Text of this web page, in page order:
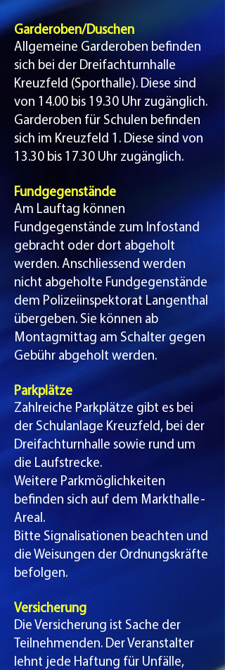
​​Garderoben/Duschen​
Allgemeine Garderoben befinden
sich bei der Dreifachturnhalle
Kreuzfeld (Sporthalle). Diese sind
von 14.00 bis 19.30 Uhr zugänglich.
Garderoben für Schulen befinden
sich im Kreuzfeld 1. Diese sind von
13.30 bis 17.30 Uhr zugänglich.
Fundgegenstände​
Am Lauftag können
Fundgegenstände zum Infostand
gebracht oder dort abgeholt
werden. Anschliessend werden
nicht abgeholte Fundgegenstände
dem Polizeiinspektorat Langenthal
übergeben. Sie können ab
Montagmittag am Schalter gegen
Gebühr abgeholt werden.
Parkplätze​
Zahlreiche Parkplätze gibt es bei
der Schulanlage Kreuzfeld, bei der
Dreifachturnhalle sowie rund um
die Laufstrecke.
Weitere Parkmöglichkeiten
befinden sich auf dem Markthalle-
Areal.
Bitte Signalisationen beachten und
die Weisungen der Ordnungskräfte
befolgen.
Versicherung​
Die Versicherung ist Sache der
Teilnehmenden. Der Veranstalter
lehnt jede Haftung für Unfälle,